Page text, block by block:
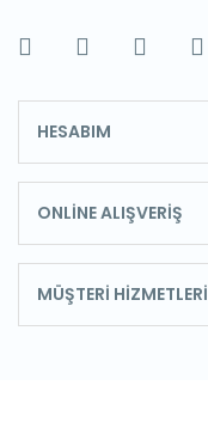
HESABIM
ONLİNE ALIŞVERİŞ
MÜŞTERİ HİZMETLERİ